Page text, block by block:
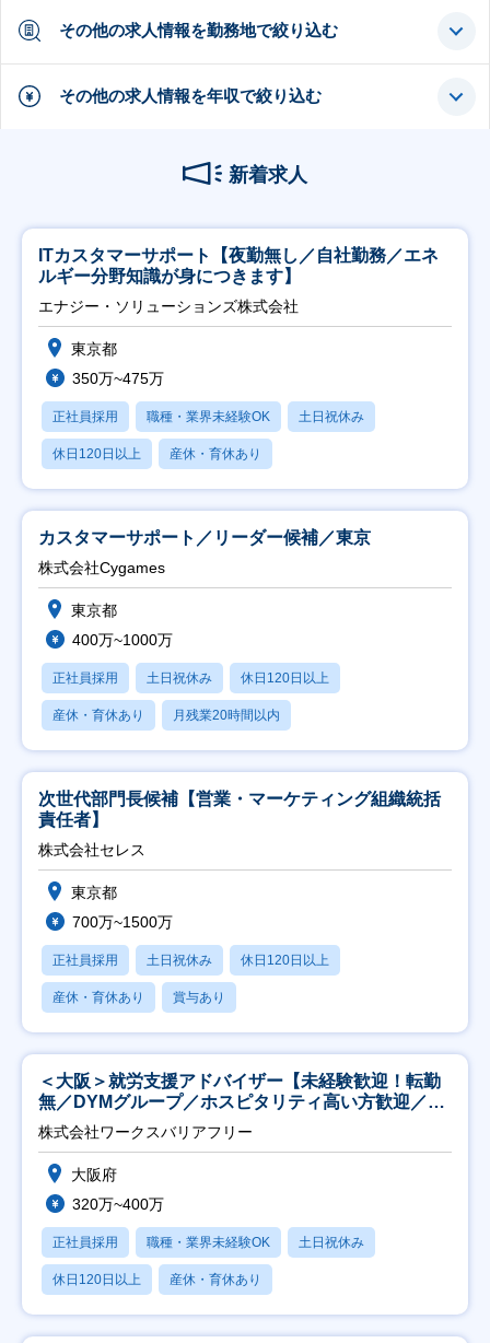
その他の求人情報を勤務地で絞り込む
その他の求人情報を年収で絞り込む
新着求人
ITカスタマーサポート【夜勤無し／自社勤務／エネ
ルギー分野知識が身につきます】
エナジー・ソリューションズ株式会社
東京都
350万~475万
正社員採用 職種・業界未経験OK 土日祝休み
休日120日以上 産休・育休あり
カスタマーサポート／リーダー候補／東京
株式会社Cygames
東京都
400万~1000万
正社員採用 土日祝休み 休日120日以上
産休・育休あり 月残業20時間以内
次世代部門長候補【営業・マーケティング組織統括
責任者】
株式会社セレス
東京都
700万~1500万
正社員採用 土日祝休み 休日120日以上
産休・育休あり 賞与あり
＜大阪＞就労支援アドバイザー【未経験歓迎！転勤
無／DYMグループ／ホスピタリティ高い方歓迎／土
日祝】
株式会社ワークスバリアフリー
大阪府
320万~400万
正社員採用 職種・業界未経験OK 土日祝休み
休日120日以上 産休・育休あり